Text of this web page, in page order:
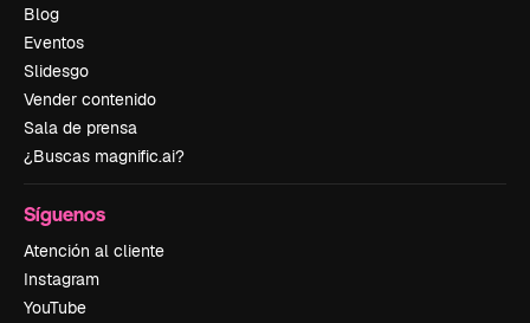
Blog
Eventos
Slidesgo
Vender contenido
Sala de prensa
¿Buscas magnific.ai?
Síguenos
Atención al cliente
Instagram
YouTube